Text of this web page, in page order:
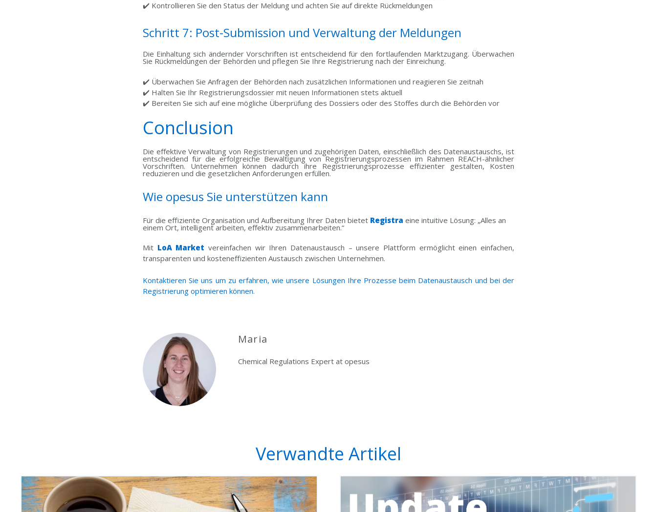
✔️ Kontrollieren Sie den Status der Meldung und achten Sie auf direkte Rückmeldungen
Schritt 7: Post-Submission und Verwaltung der Meldungen
Die Einhaltung sich ändernder Vorschriften ist entscheidend für den fortlaufenden Marktzugang. Überwachen
Sie Rückmeldungen der Behörden und pflegen Sie Ihre Registrierung nach der Einreichung.
✔️ Überwachen Sie Anfragen der Behörden nach zusätzlichen Informationen und reagieren Sie zeitnah
✔️ Halten Sie Ihr Registrierungsdossier mit neuen Informationen stets aktuell
✔️ Bereiten Sie sich auf eine mögliche Überprüfung des Dossiers oder des Stoffes durch die Behörden vor
Conclusion
Die effektive Verwaltung von Registrierungen und zugehörigen Daten, einschließlich des Datenaustauschs, ist
entscheidend für die erfolgreiche Bewältigung von Registrierungsprozessen im Rahmen REACH-ähnlicher
Vorschriften. Unternehmen können dadurch ihre Registrierungsprozesse effizienter gestalten, Kosten
reduzieren und die gesetzlichen Anforderungen erfüllen.
Wie opesus Sie unterstützen kann
Für die effiziente Organisation und Aufbereitung Ihrer Daten bietet Registra eine intuitive Lösung: „Alles an
einem Ort, intelligent arbeiten, effektiv zusammenarbeiten.“
Mit LoA Market vereinfachen wir Ihren Datenaustausch – unsere Plattform ermöglicht einen einfachen,
transparenten und kosteneffizienten Austausch zwischen Unternehmen.
Kontaktieren Sie uns um zu erfahren, wie unsere Lösungen Ihre Prozesse beim Datenaustausch und bei der
Registrierung optimieren können.
Maria
Chemical Regulations Expert at opesus
Verwandte Artikel